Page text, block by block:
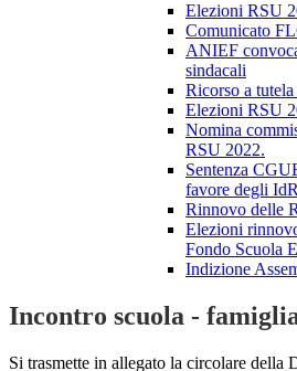
Elezioni RSU
Comunicato
ANIEF
sindacali
Ricorso a
Elezioni RSU
Nomina
RSU 2022.
Sentenza
favore degli IdR
Rinnovo delle
Elezioni
Fondo Scuola
Indizione
Incontro scuola -
Si trasmette in allegato la circolare della